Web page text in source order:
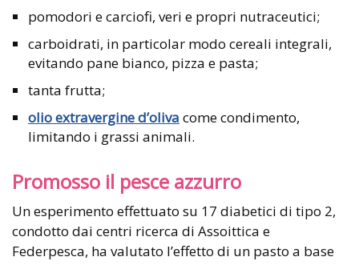
pomodori e carciofi, veri e propri nutraceutici;
carboidrati, in particolar modo cereali integrali,
evitando pane bianco, pizza e pasta;
tanta frutta;
olio extravergine d’oliva come condimento,
limitando i grassi animali.
Promosso il pesce azzurro
Un esperimento effettuato su 17 diabetici di tipo 2,
condotto dai centri ricerca di Assoittica e
Federpesca, ha valutato l’effetto di un pasto a base